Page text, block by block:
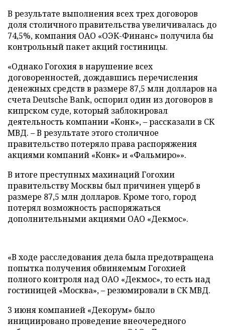
В результате выполнения всех трех договоров
доля столичного правительства увеличивалась до
74,5%, компания ОАО «ОЭК-Финанс» получила бы
контрольный пакет акций гостиницы.
«Однако Гогохия в нарушение всех
договоренностей, дождавшись перечисления
денежных средств в размере 87,5 млн долларов на
счета Deutsche Bank, оспорил один из договоров в
кипрском суде, который заблокировал
деятельность компании «Конк», – рассказали в СК
МВД. – В результате этого столичное
правительство потеряло права распоряжения
акциями компаний «Конк» и «Фальмиро»».
В итоге преступных махинаций Гогохии
правительству Москвы был причинен ущерб в
размере 87,5 млн долларов. Кроме того, город
потерял возможность распоряжаться
дополнительными акциями ОАО «Декмос».
«В ходе расследования дела была предотвращена
попытка получения обвиняемым Гогохией
полного контроля над ОАО «Декмос», то есть над
гостиницей «Москва», – резюмировали в СК МВД.
3 июня компанией «Декорум» было
инициировано проведение внеочередного